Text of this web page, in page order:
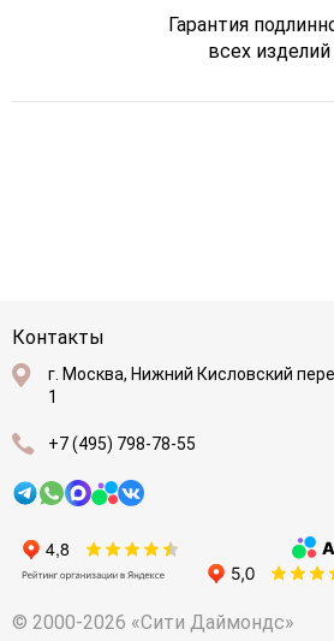
Гарантия
всех изделий
Контакты
г. Москва, Нижний Кисловский
1
+7 (495) 798-78-55
© 2000-2026 «Сити Даймондс»